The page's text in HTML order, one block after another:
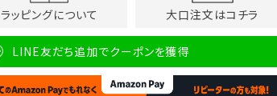
ラッピングについて 大口注文はコチラ
LINE友だち追加でクーポンを獲得